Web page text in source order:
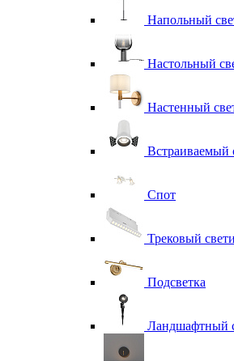
Напольный
Настольный
Настенный
Встраиваемый
Спот
Трековый
Подсветка
Ландшафтный